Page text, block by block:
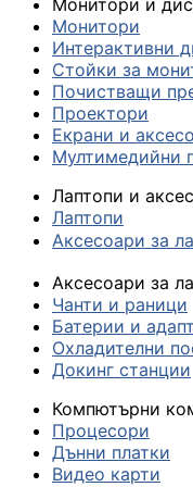
Монитори
Интерактивни
Стойки за
Почистващи
Проектори
Екрани и
Мултимедийни
Лаптопи и
Лаптопи
Аксесоари за
Аксесоари за
Чанти и раници
Батерии и
Охладителни
Докинг станции
Компютърни
Процесори
Дънни платки
Видео карти